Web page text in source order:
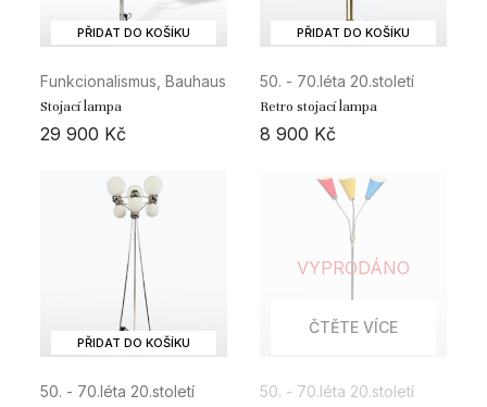
PŘIDAT DO KOŠÍKU
Funkcionalismus, Bauhaus
Stojací lampa
29 900 Kč
PŘIDAT DO KOŠÍKU
50. - 70.léta 20.století
Retro stojací lampa
8 900 Kč
PŘIDAT DO KOŠÍKU
50. - 70.léta 20.století
VYPRODÁNO
ČTĚTE VÍCE
50. - 70.léta 20.století